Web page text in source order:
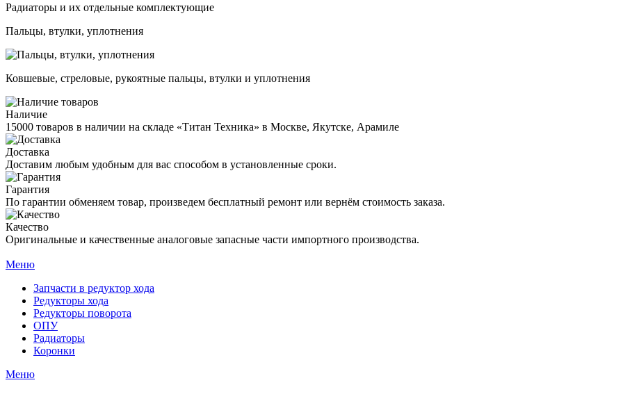
Радиаторы и их отдельные комплектующие
Пальцы, втулки, уплотнения
Ковшевые, стреловые, рукоятные пальцы, втулки и уплотнения
Наличие
15000 товаров в наличии на складе «Титан Техника» в Москве, Якутске, Арамиле
Доставка
Доставим любым удобным для вас способом в установленные сроки.
Гарантия
По гарантии обменяем товар, произведем бесплатный ремонт или вернём стоимость заказа.
Качество
Оригинальные и качественные аналоговые запасные части импортного производства.
Меню
Запчасти в редуктор хода
Редукторы хода
Редукторы поворота
ОПУ
Радиаторы
Коронки
Меню